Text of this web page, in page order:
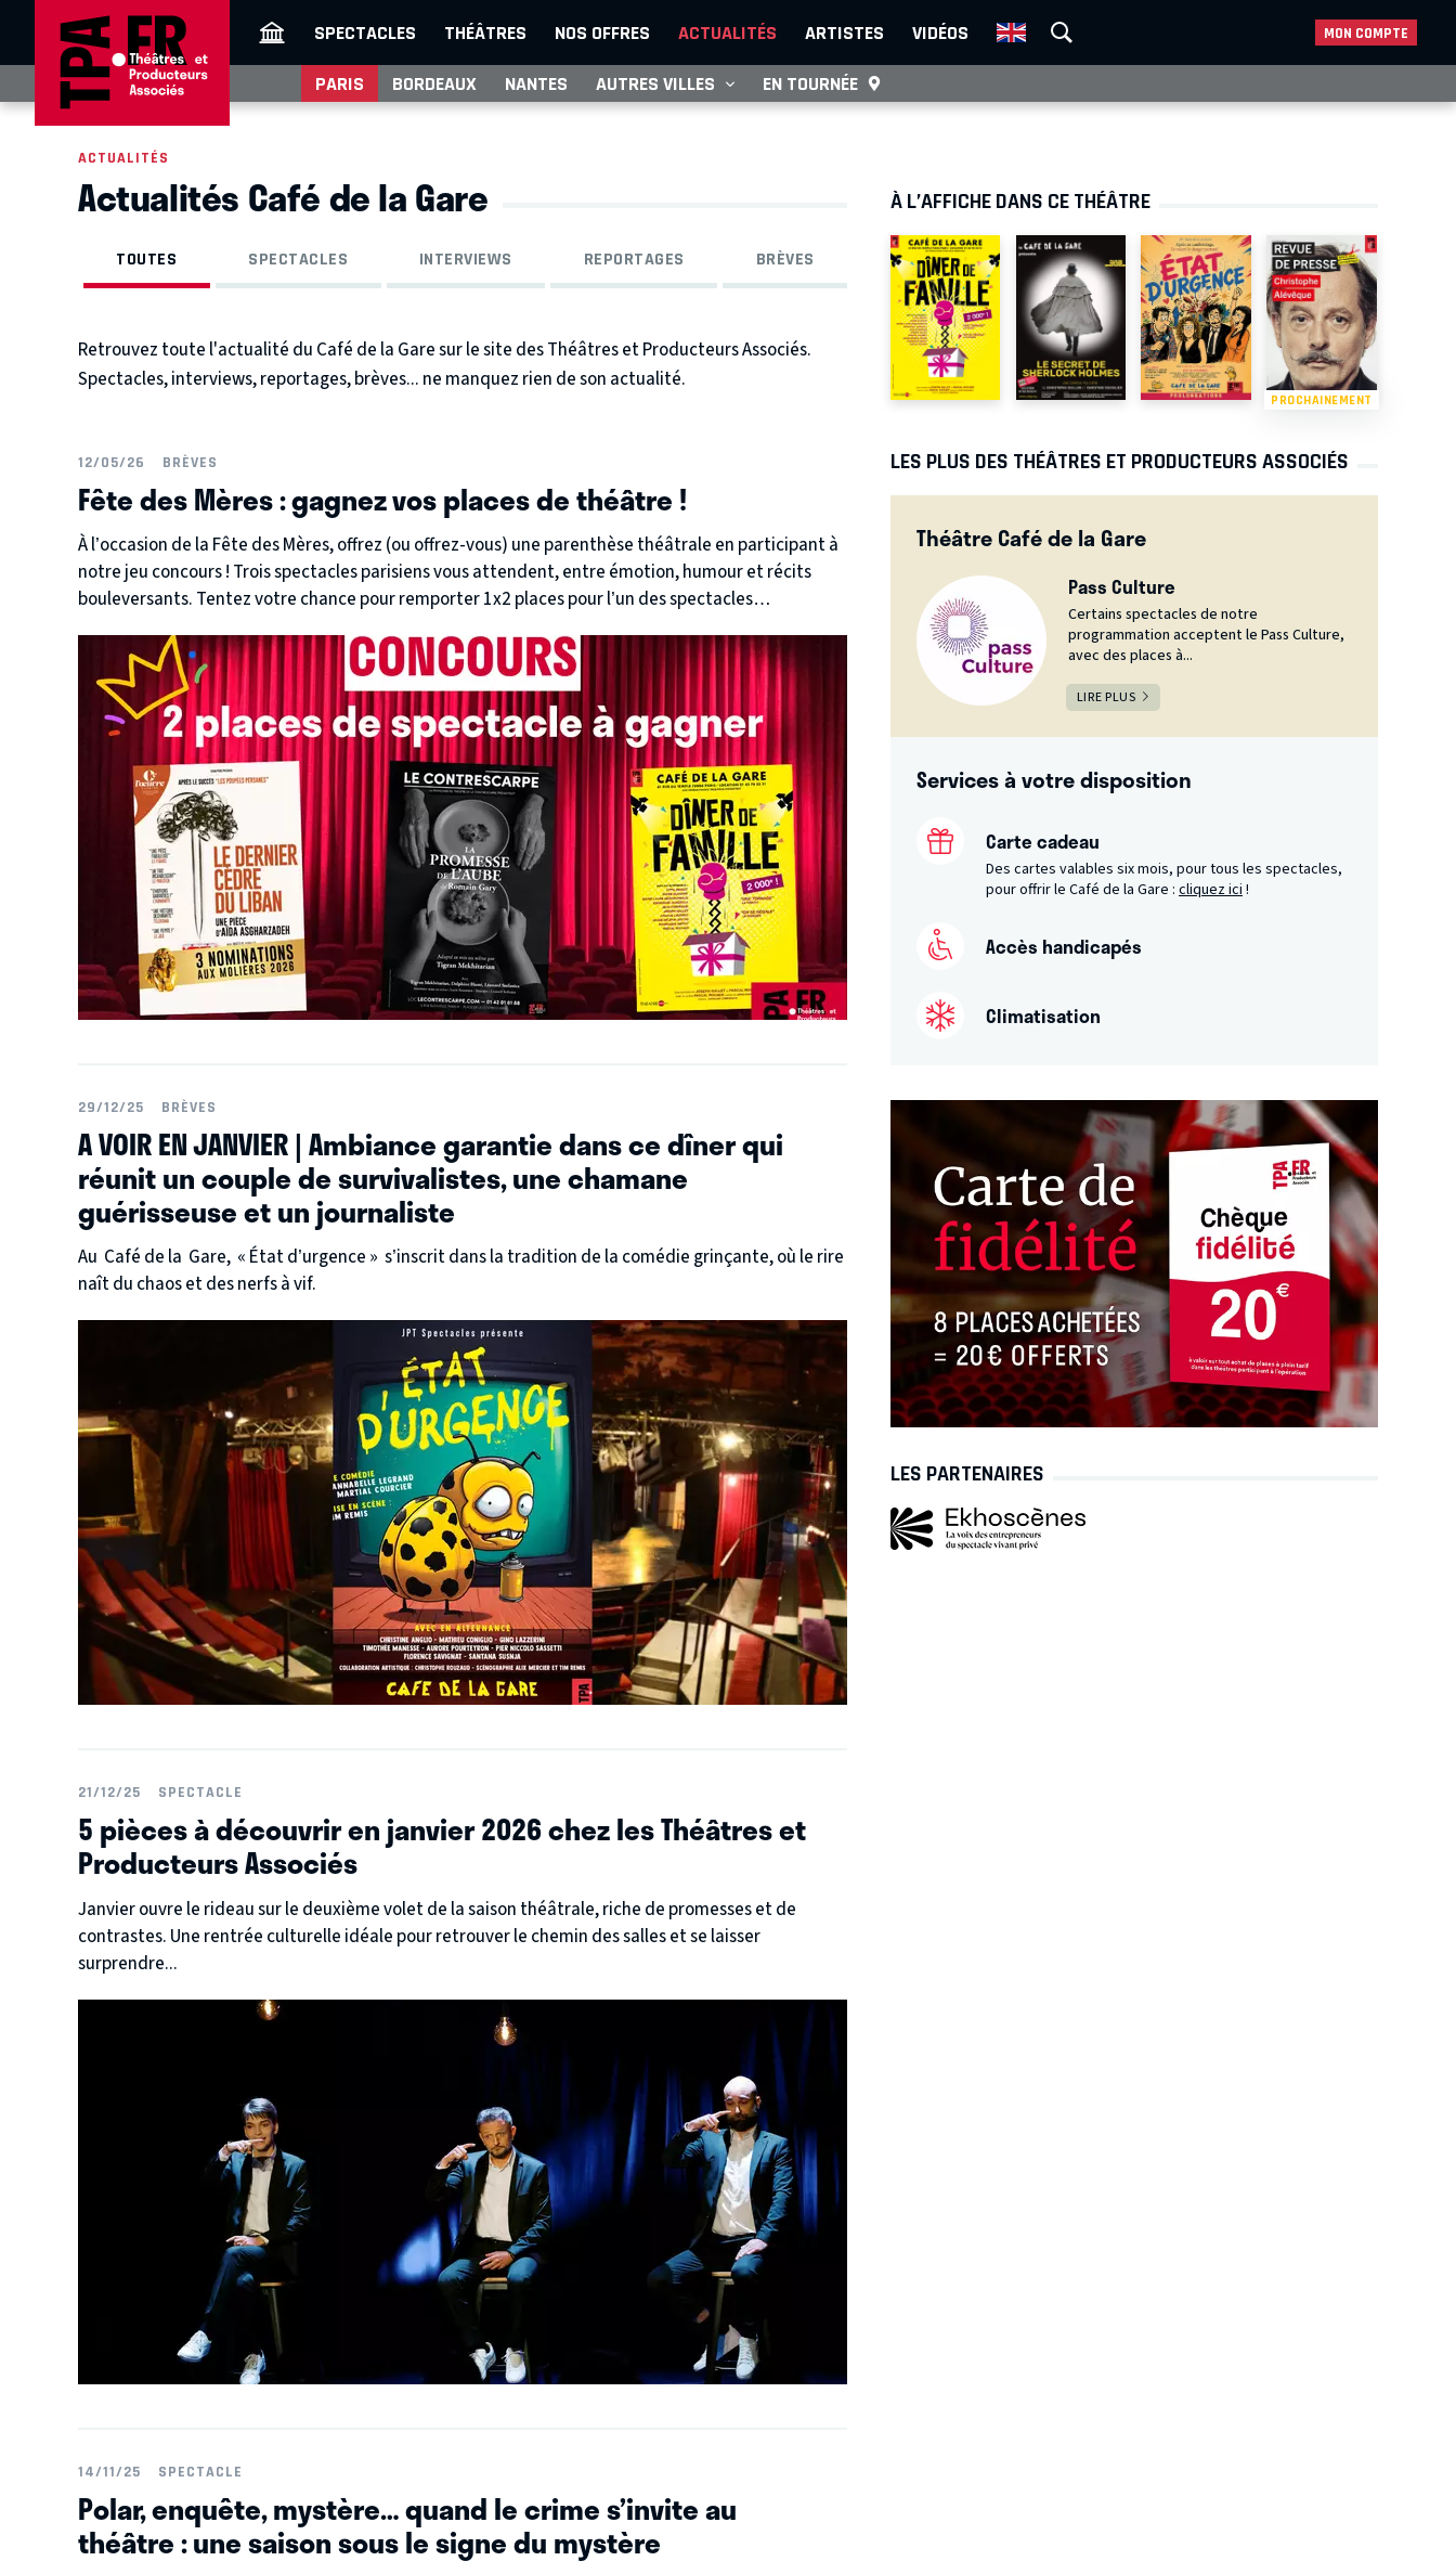
SPECTACLES THÉÂTRES NOS OFFRES ACTUALITÉS ARTISTES VIDÉOS MON COMPTE
PARIS BORDEAUX NANTES AUTRES VILLES EN TOURNÉE
ACTUALITÉS
Actualités Café de la Gare
TOUTES SPECTACLES INTERVIEWS REPORTAGES BRÈVES
Retrouvez toute l'actualité du Café de la Gare sur le site des Théâtres et Producteurs Associés.
Spectacles, interviews, reportages, brèves... ne manquez rien de son actualité.
12/05/26 BRÈVES
Fête des Mères : gagnez vos places de théâtre !
À l’occasion de la Fête des Mères, offrez (ou offrez-vous) une parenthèse théâtrale en participant à
notre jeu concours ! Trois spectacles parisiens vous attendent, entre émotion, humour et récits
bouleversants. Tentez votre chance pour remporter 1x2 places pour l’un des spectacles
29/12/25 BRÈVES
A VOIR EN JANVIER | Ambiance garantie dans ce dîner qui
réunit un couple de survivalistes, une chamane
guérisseuse et un journaliste
Au Café de la Gare, « État d’urgence » s’inscrit dans la tradition de la comédie grinçante, où le rire
naît du chaos et des nerfs à vif.
21/12/25 SPECTACLE
5 pièces à découvrir en janvier 2026 chez les Théâtres et
Producteurs Associés
Janvier ouvre le rideau sur le deuxième volet de la saison théâtrale, riche de promesses et de
contrastes. Une rentrée culturelle idéale pour retrouver le chemin des salles et se laisser
surprendre...
14/11/25 SPECTACLE
Polar, enquête, mystère… quand le crime s’invite au
théâtre : une saison sous le signe du mystère
À L’AFFICHE DANS CE THÉÂTRE
PROCHAINEMENT
LES PLUS DES THÉÂTRES ET PRODUCTEURS ASSOCIÉS
Théâtre Café de la Gare
Pass Culture
Certains spectacles de notre
programmation acceptent le Pass Culture,
avec des places à...
LIRE PLUS
Services à votre disposition
Carte cadeau
Des cartes valables six mois, pour tous les spectacles,
pour offrir le Café de la Gare : cliquez ici !
Accès handicapés
Climatisation
LES PARTENAIRES